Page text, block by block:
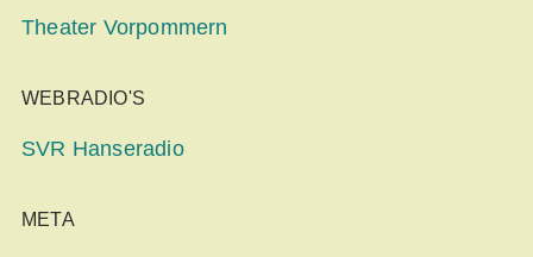
Theater Vorpommern
WEBRADIO'S
SVR Hanseradio
META